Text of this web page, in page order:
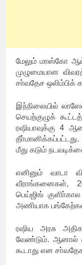
மேலும் மாஸ்கோ
முழுமையான
சா்வதேச ஒலிம்பிக்
இந்நிலையில்
செயற்குழுக்
ரஷியாவுக்கு 4
மீது கடும்
எனினும் வாடா
வீராங்கனைகள்,
பெய்ஜிங்
அணியாக
ரஷிய அரசு
வேண்டும். ஆனால்
கூடாது என